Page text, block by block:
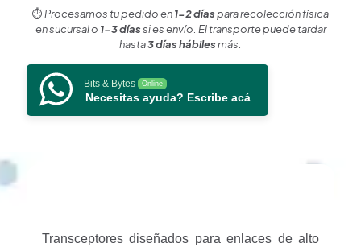
nm
1000BASE-
/
⏱️Procesamos tu pedido en1-2 díaspara recolección física
en sucursal o 1-3 díassi es envío. El transporte puede tardar
hasta3 días hábilesmás.
Bits & Bytes Online
Necesitas ayuda? Escribe acá
Transceptores diseñados para enlaces de alto